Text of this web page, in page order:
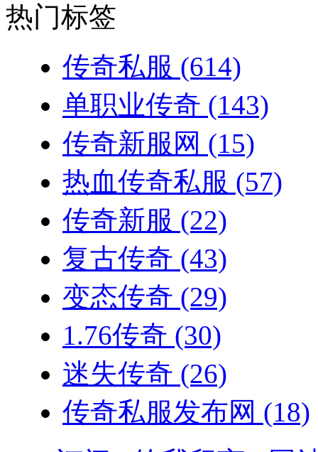
热门标签
传奇私服 (614)
单职业传奇 (143)
传奇新服网 (15)
热血传奇私服 (57)
传奇新服 (22)
复古传奇 (43)
变态传奇 (29)
1.76传奇 (30)
迷失传奇 (26)
传奇私服发布网 (18)